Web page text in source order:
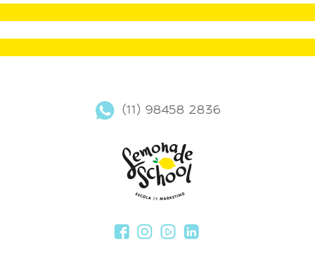
(11) 98458 2836